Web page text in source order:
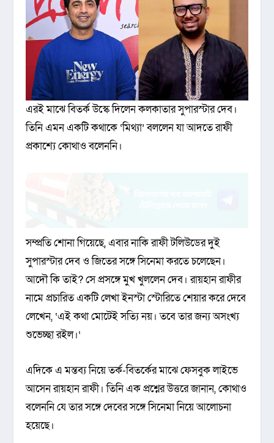
এরই মাঝে বিতর্ক উস্কে দিলেন কলকাতার সুপারস্টার দেব।
তিনি এমন একটি কথাকে ‘মিথ্যা’ বললেন যা আদতে রাফী
প্রকাশ্যে কোথাও বলেননি।
সম্প্রতি শোনা গিয়েছে, এবার নাকি রাফী টলিউডের দুই
সুপারস্টার দেব ও জিতের সঙ্গে সিনেমা করতে চলেছেন।
আদৌ কি তাই? সে প্রসঙ্গে মুখ খুললেন দেব। রায়হান রাফীর
নামে প্রচারিত একটি লেখা ইনস্টা স্টোরিতে শেয়ার করে দেবে
লেখেন, ‘এই কথা মোটেই সত্যি নয়। তবে তার জন্য অসংখ্য
শুভেচ্ছা রইল।‘
এদিকে এ মন্তব্য নিয়ে তর্ক-বিতর্কের মাঝে ফেসবুক লাইভে
আসেন রায়হান রাফী। তিনি এক প্রশ্নের উত্তরে জানান, কোথাও
বলেননি যে তার সঙ্গে দেবের সঙ্গে সিনেমা নিয়ে আলোচনা
হয়েছে।